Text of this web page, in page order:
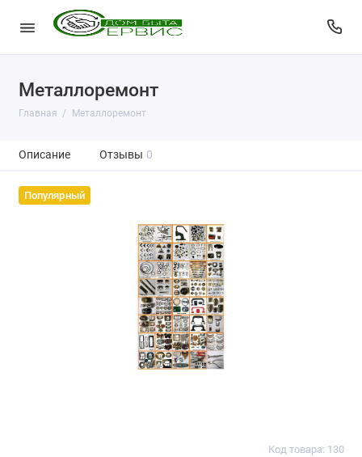
Металлоремонт
Главная Металлоремонт
Описание Отзывы 0
Популярный
Код товара: 130